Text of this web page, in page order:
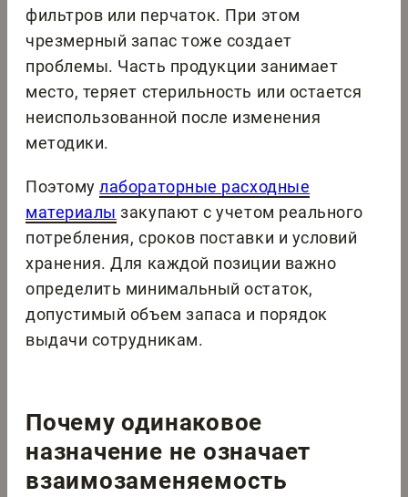
фильтров или перчаток. При этом
чрезмерный запас тоже создает
проблемы. Часть продукции занимает
место, теряет стерильность или остается
неиспользованной после изменения
методики.
Поэтомулабораторные расходные
материалы закупают с учетом реального
потребления, сроков поставки и условий
хранения. Для каждой позиции важно
определить минимальный остаток,
допустимый объем запаса и порядок
выдачи сотрудникам.
Почему одинаковое
назначение не означает
взаимозаменяемость